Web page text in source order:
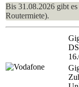
Bis 31.08.2026 gibt
Routermiete).